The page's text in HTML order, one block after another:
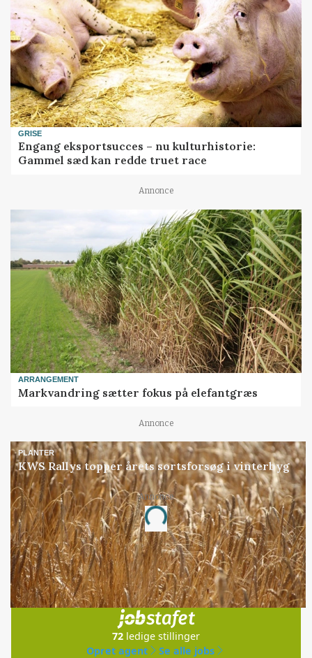
GRISE
Engang eksportsucces – nu kulturhistorie:
Gammel sæd kan redde truet race
Annonce
ARRANGEMENT
Markvandring sætter fokus på elefantgræs
Annonce
PLANTER
KWS Rallys topper årets sortsforsøg i vinterbyg
Annonce
Loading...
Jobs
i samarbejde med
72 ledige stillinger
Opret agent
Se alle jobs